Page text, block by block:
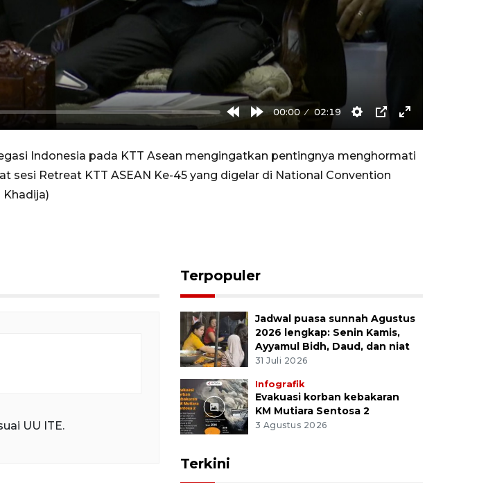
RewindForward
00:00 02:19
Settings
PIP Enter
Indonesia pada KTT Asean mengingatkan pentingnya menghormati
sesi Retreat KTT ASEAN Ke-45 yang digelar di National Convention
Khadija)
UU ITE.
Terpopuler
Jadwal puasa sunnah Agustus
2026 lengkap: Senin Kamis,
Ayyamul Bidh, Daud, dan niat
31 Juli 2026
Infografik
Evakuasi korban kebakaran
KM Mutiara Sentosa 2
3 Agustus 2026
Terkini